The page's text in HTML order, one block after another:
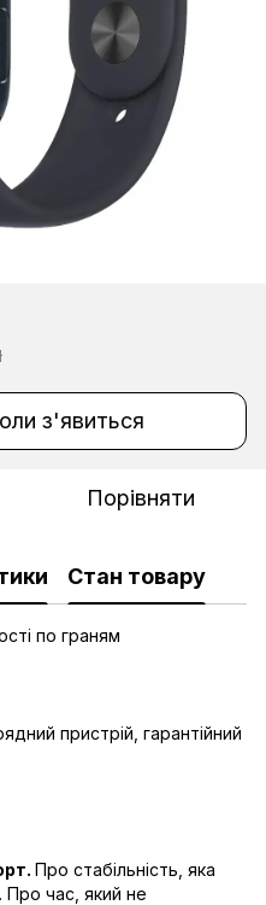
з'явиться
Порівняти
Стан товару
по граням
пристрій, гарантійний
Про стабільність, яка
Про час, який не